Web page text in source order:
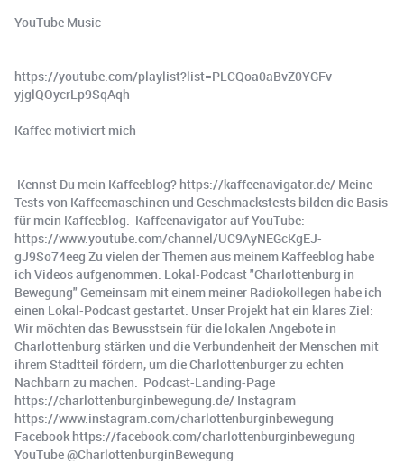
YouTube Music
https://youtube.com/playlist?list=PLCQoa0aBvZ0YGFv-
yjglQOycrLp9SqAqh
Kaffee motiviert mich
️ Kennst Du mein Kaffeeblog? https://kaffeenavigator.de/ Meine
Tests von Kaffeemaschinen und Geschmackstests bilden die Basis
für mein Kaffeeblog. ️ Kaffeenavigator auf YouTube:
https://www.youtube.com/channel/UC9AyNEGcKgEJ-
gJ9So74eeg Zu vielen der Themen aus meinem Kaffeeblog habe
ich Videos aufgenommen. Lokal-Podcast "Charlottenburg in
Bewegung" Gemeinsam mit einem meiner Radiokollegen habe ich
einen Lokal-Podcast gestartet. Unser Projekt hat ein klares Ziel:
Wir möchten das Bewusstsein für die lokalen Angebote in
Charlottenburg stärken und die Verbundenheit der Menschen mit
ihrem Stadtteil fördern, um die Charlottenburger zu echten
Nachbarn zu machen. ️ Podcast-Landing-Page
https://charlottenburginbewegung.de/ Instagram
https://www.instagram.com/charlottenburginbewegung
Facebook https://facebook.com/charlottenburginbewegung ️
YouTube @CharlottenburginBewegung